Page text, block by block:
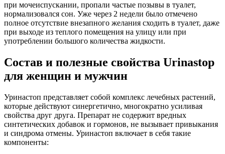
при мочеиспускании, пропали частые позывы в туалет,
нормализовался сон. Уже через 2 недели было отмечено
полное отсутствие внезапного желания сходить в туалет, даже
при выходе из теплого помещения на улицу или при
употреблении большого количества жидкости.
Состав и полезные свойства Urinastop
для женщин и мужчин
Уринастоп представляет собой комплекс лечебных растений,
которые действуют синергетично, многократно усиливая
свойства друг друга. Препарат не содержит вредных
синтетических добавок и гормонов, не вызывает привыкания
и синдрома отмены. Уринастоп включает в себя такие
компоненты: